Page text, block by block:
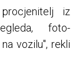
iz
foto-
vozilu", rekli